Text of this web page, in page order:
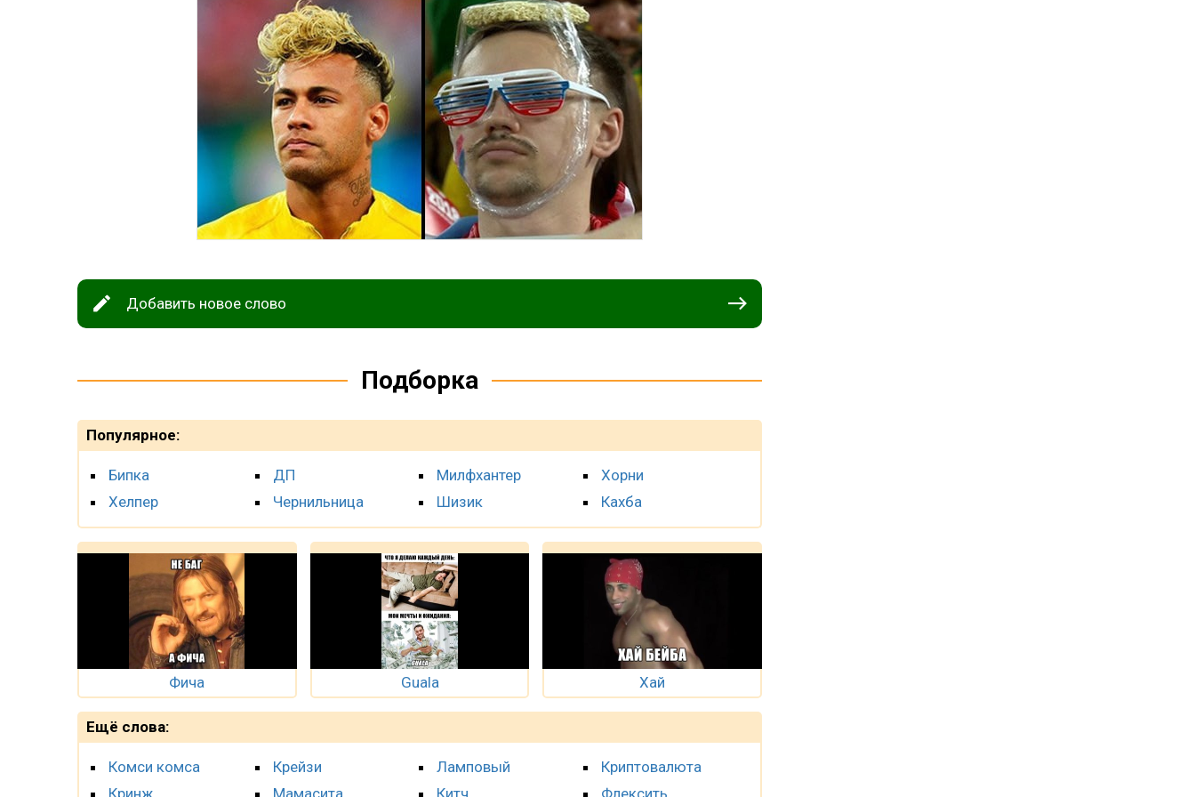
Добавить новое слово
Подборка
Популярное:
Бипка
Хелпер
ДП
Чернильница
Милфхантер
Шизик
Хорни
Кахба
Фича Guala Хай
Ещё слова:
Комси комса
Кринж
Крейзи
Мамасита
Ламповый
Китч
Криптовалюта
Флексить